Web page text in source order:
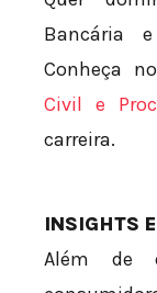
Bancária
Conheça
Civil e
carreira.
INSIGHTS
Além de